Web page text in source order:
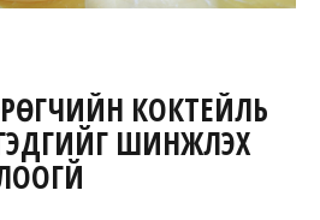
КОКТЕЙЛЬ
ШИНЖЛЭХ